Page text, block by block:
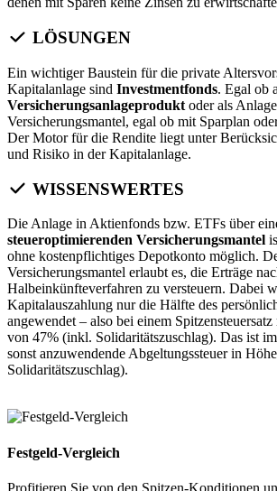
LÖSUNGEN
Ein wichtiger Baustein für die private
Kapitalanlage sind Investmentfonds. Egal ob
Versicherungsanlageprodukt oder als
Versicherungsmantel, egal ob mit Sparplan
Der Motor für die Rendite liegt unter
und Risiko in der Kapitalanlage.
WISSENSWERTES
Die Anlage in Aktienfonds bzw. ETFs über
steueroptimierenden Versicherungsmantel
ohne kostenpflichtiges Depotkonto möglich.
Versicherungsmantel erlaubt es, die Erträge
Halbeinkünfteverfahren zu versteuern. Dabei
Kapitalauszahlung nur die Hälfte des
angewendet – also bei einem
von 47% (inkl. Solidaritätszuschlag). Das ist
sonst anzuwendende Abgeltungssteuer in
Solidaritätszuschlag).
Festgeld-Vergleich
Profitieren Sie von den Spitzen-Konditionen